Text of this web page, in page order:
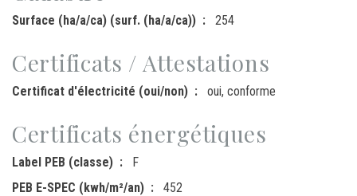
Surface (ha/a/ca) (surf. (ha/a/ca)) 254
Certificats / Attestations
Certificat d'électricité (oui/non) oui, conforme
Certificats énergétiques
Label PEB (classe)
F
PEB E-SPEC (kwh/m²/an)
452